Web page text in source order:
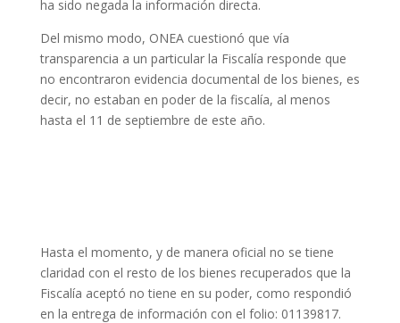
ha sido negada la información directa.
Del mismo modo, ONEA cuestionó que vía
transparencia a un particular la Fiscalía responde que
no encontraron evidencia documental de los bienes, es
decir, no estaban en poder de la fiscalía, al menos
hasta el 11 de septiembre de este año.
Hasta el momento, y de manera oficial no se tiene
claridad con el resto de los bienes recuperados que la
Fiscalía aceptó no tiene en su poder, como respondió
en la entrega de información con el folio: 01139817.